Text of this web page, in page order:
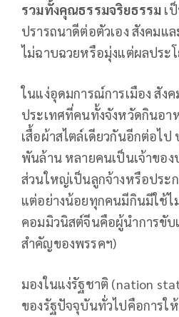
รวมทั้งคุณธรรมจริยธรรม เ
ปรารถนาดีต่อตัวเอง สังคมแ
ไม่ฉาบฉวยหรือมุ่งแต่ผลประ
ในแง่อุดมการณ์การเมือง สัง
ประเทศที่คนทั้งจังหวัดกินอา
เสื้อผ้าสไตล์เดียวกันอีกต่อไ
พันล้าน หลายคนเป็นเจ้าขอ
ส่วนใหญ่เป็นลูกจ้างหรือประ
แต่อย่างน้อยทุกคนมีกินมีใช้
คอมมิวนิสต์จีนคือผู้นำการขับ
สำคัญของพรรคฯ)
มองในแง่รัฐชาติ (nation
ของรัฐปัจจุบันทั่วไปคือการใ